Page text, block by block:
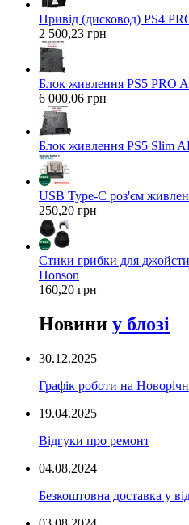
Привід (дисковод) PS4
2 500,23 грн
Блок живлення PS5 PRO
6 000,06 грн
Блок живлення PS5 Slim
USB Type-C роз'єм
250,20 грн
Стики грибки для
Honson
160,20 грн
Новини у блозі
30.12.2025
Графік роботи на
19.04.2025
Відгуки про ремонт
04.08.2024
Безкоштовна доставка у